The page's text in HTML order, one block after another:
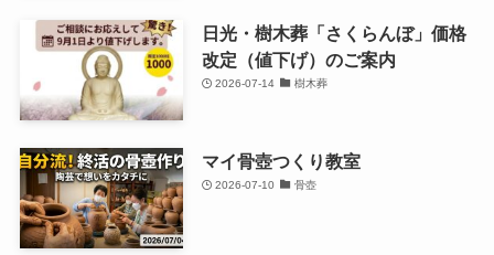
日光・樹木葬「さくらんぼ」価格
改定（値下げ）のご案内
2026-07-14 樹木葬
マイ骨壺つくり教室
2026-07-10 骨壺